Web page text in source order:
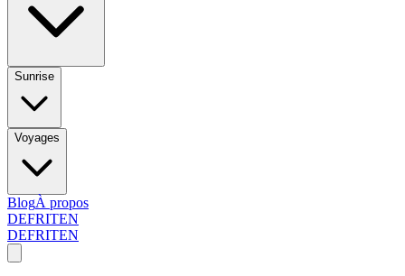
Sunrise
Voyages
BlogÀ propos
DEFRITEN
DEFRITEN